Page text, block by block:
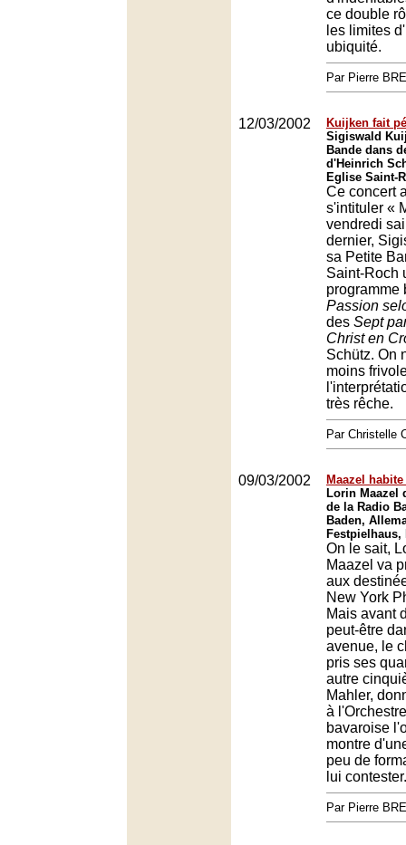
ce double
les limites
ubiquité.
Par Pierre
12/03/2002
Kuijken fait
Sigiswald
Bande dans
d'Heinrich
Eglise Saint-
Ce concert
s'intituler «
vendredi
dernier,
sa Petite
Saint-Roch
programme
Passion
des Sept
Christ en
Schütz. On
moins
très rêche.
Par Christelle
09/03/2002
Maazel
Lorin Maazel
de la Radio
Baden,
Festpielhaus,
On le sait,
Maazel va
aux
New York
Mais avant
peut-être
avenue, le
pris ses
autre
Mahler,
à
bavaroise
montre
peu de
lui contester.
Par Pierre